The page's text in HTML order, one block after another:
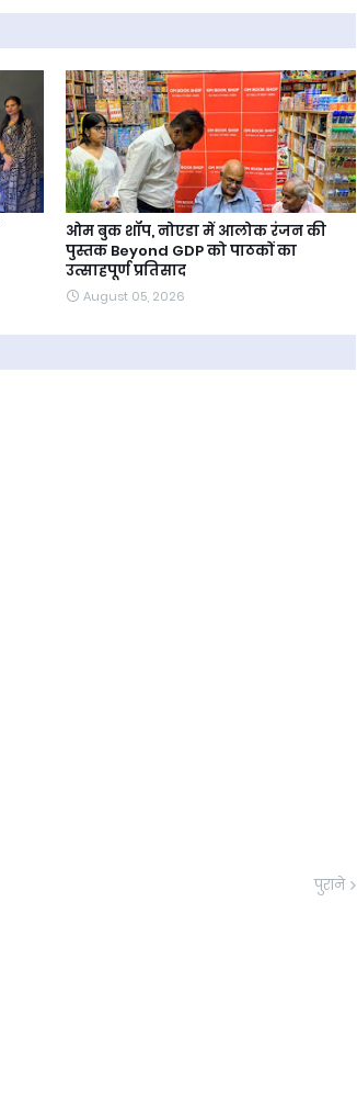
ओम बुक शॉप, नोएडा में आलोक रंजन की
पुस्तक Beyond GDP को पाठकों का
उत्साहपूर्ण प्रतिसाद
August 05, 2026
पुराने